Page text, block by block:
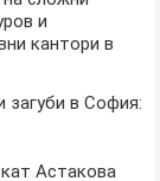
и
кантори в
загуби в София:
Астакова